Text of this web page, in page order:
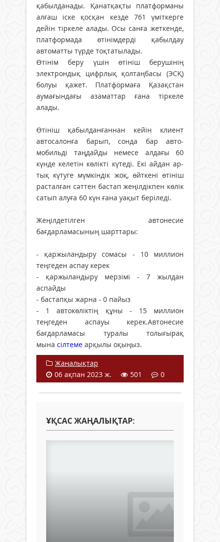
қабылданады. Қанатқақты платформаны
алғаш іске қосқан кезде 761 үміткерге
дейін тіркеле алады. Осы санға жеткенде,
платформада өтінімдерді қабылдау
автоматты түрде тоқтатылады.
Өтінім беру үшін өтініш берушінің
электрондық цифрлық қолтаңбасы (ЭСҚ)
болуы қажет. Платформаға Қазақстан
аумағындағы азаматтар ғана тіркеле
алады.
Өтініш қабылданғаннан кейін клиент
автосалонға барып, сонда бар авто­
мобильді таңдайды немесе алдағы 60
күнде келетін кө­лікті күтеді. Екі айдан ар­
тық күтуге мүм­кін­дік жоқ, өйт­кені өтініш
расталған сәт­тен бастап жеңіл­дік­пен көлік
сатып алуға 60 күн ғана уақыт беріледі.
Жеңілдетілген автонесие
бағдарламасының шарттары:
- қаржыландыру сомасы - 10 миллион
теңгеден аспау керек
- қаржыландыру мерзімі - 7 жылдан
аспайды
- бастапқы жарна - 0 пайыз
- 1 автокөліктің құны - 15 миллион
теңгеден аспауы керек.Автонесие
бағдарламасы туралы толығырақ
мына сілтеме арқылы оқыңыз.
Жаңалықтар
06 ақпан 2023 ж.
501 0
ҰҚСАС ЖАҢАЛЫҚТАР: